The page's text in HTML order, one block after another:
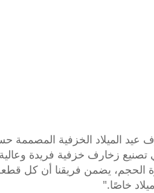
زخارف خزفية فريدة
يضمن فريقنا أن كل
خاصًا."